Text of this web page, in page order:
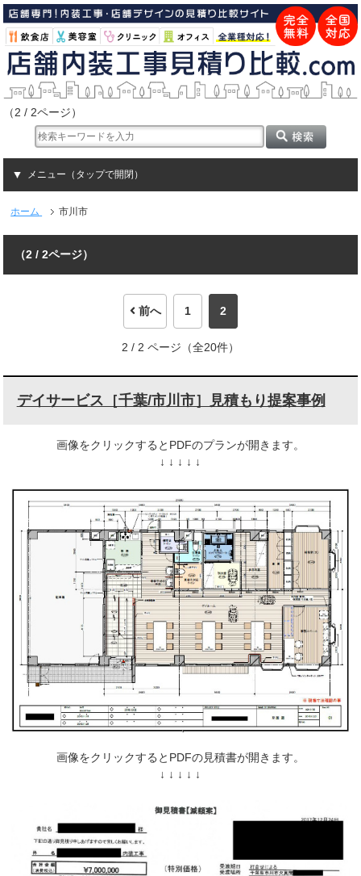
（2 / 2ページ）
メニュー（タップで開閉）
ホーム 市川市
（2 / 2ページ）
前へ 1 2
2 / 2 ページ（全20件）
デイサービス［千葉/市川市］見積もり提案事例
画像をクリックするとPDFのプランが開きます。
↓ ↓ ↓ ↓ ↓
画像をクリックするとPDFの見積書が開きます。
↓ ↓ ↓ ↓ ↓